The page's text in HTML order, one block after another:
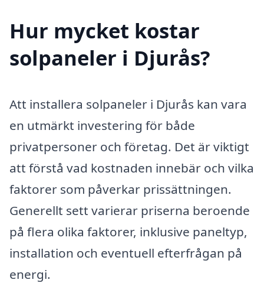
Hur mycket kostar
solpaneler i Djurås?
Att installera solpaneler i Djurås kan vara
en utmärkt investering för både
privatpersoner och företag. Det är viktigt
att förstå vad kostnaden innebär och vilka
faktorer som påverkar prissättningen.
Generellt sett varierar priserna beroende
på flera olika faktorer, inklusive paneltyp,
installation och eventuell efterfrågan på
energi.